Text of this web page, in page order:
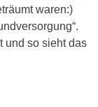
waren:)
und so sieht das